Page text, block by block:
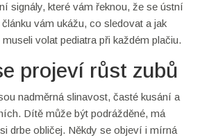
signály, které vám řeknou, že se ústní
vám ukážu, co sledovat a jak
volat pediatra při každém plačiu.
projeví růst zubů
nadměrná slinavost, časté kusání a
Dítě může být podrážděné, má
drbe obličej. Někdy se objeví i mírná